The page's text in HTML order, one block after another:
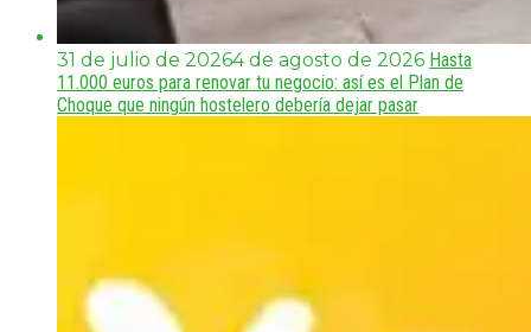
31 de julio de 20264 de agosto de 2026 Hasta
11.000 euros para renovar tu negocio: así es el Plan de
Choque que ningún hostelero debería dejar pasar